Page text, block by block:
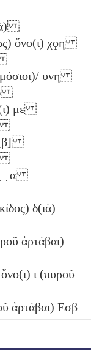
ὄνο(ι) χϙη
υνη
με
α
δ(ιὰ)
ἀρτάβαι)
ι (πυροῦ
ἀρτάβαι) Εσβ